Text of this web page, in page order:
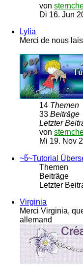
von
Di 16. Jun
Lylia
Merci de nous
14 Themen
33 Beiträge
Letzter
von
Mi 19. Nov
~წ~Tutorial
Themen
Beiträge
Letzter
Virginia
Merci Virginia,
allemand